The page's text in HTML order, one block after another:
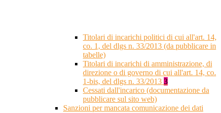
Titolari di incarichi politici di cui all'art. 14,
co. 1, del dlgs n. 33/2013 (da pubblicare in
tabelle)
Titolari di incarichi di amministrazione, di
direzione o di governo di cui all'art. 14, co.
1-bis, del dlgs n. 33/2013 3
Cessati dall'incarico (documentazione da
pubblicare sul sito web)
Sanzioni per mancata comunicazione dei dati